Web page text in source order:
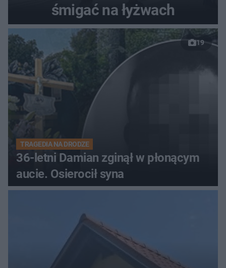
śmigać na łyżwach
19
TRAGEDIA NA DRODZE
36-letni Damian zginął w płonącym
aucie. Osierocił syna